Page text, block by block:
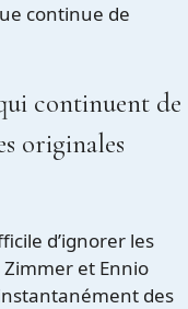
continue de
continuent de
originales
d’ignorer les
et Ennio
des